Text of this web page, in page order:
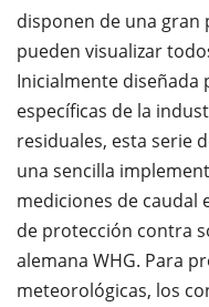
disponen de una gran
pueden visualizar
Inicialmente diseñada
específicas de la
residuales, esta serie
una sencilla
mediciones de caudal
de protección contra
alemana WHG. Para
meteorológicas, los